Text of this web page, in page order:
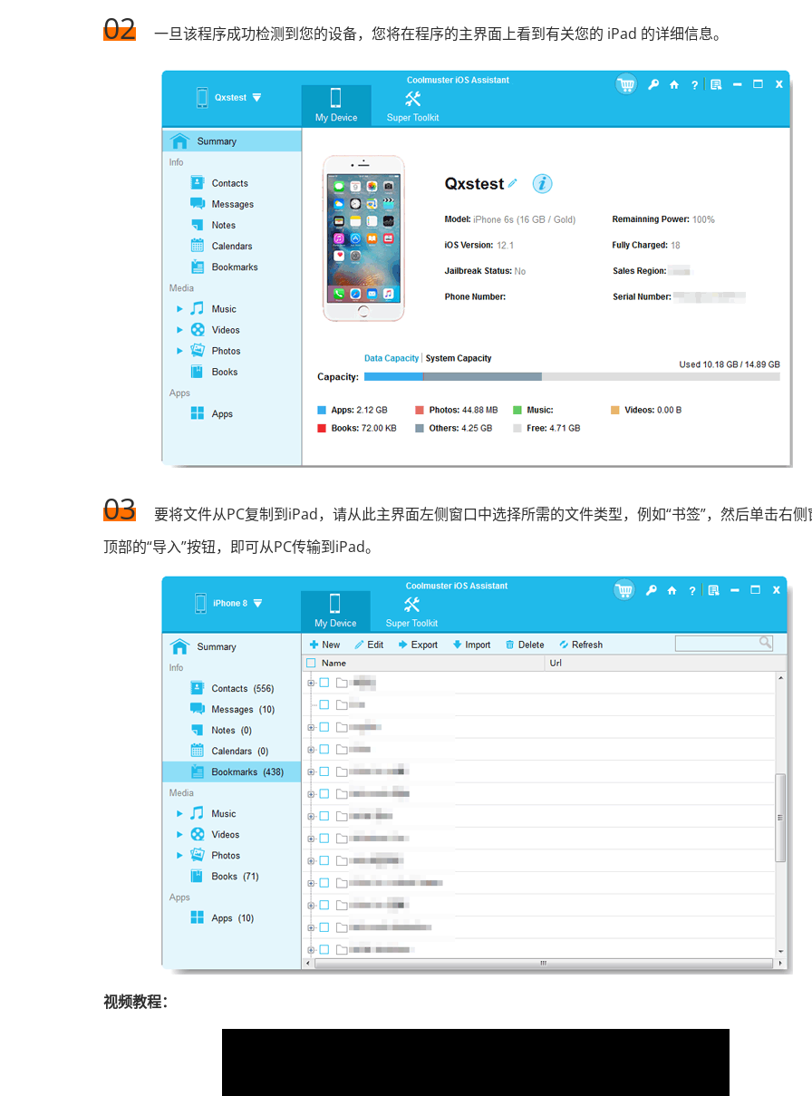
02 一旦该程序成功检测到您的设备，您将在程序的主界面上看到有关您的 iPad 的详细信息。
03
要将文件从PC复制到iPad，请从此主界面左侧窗口中选择所需的文件类型，例如“书签”，然后单击右侧
顶部的“导入”按钮，即可从PC传输到iPad。
视频教程：